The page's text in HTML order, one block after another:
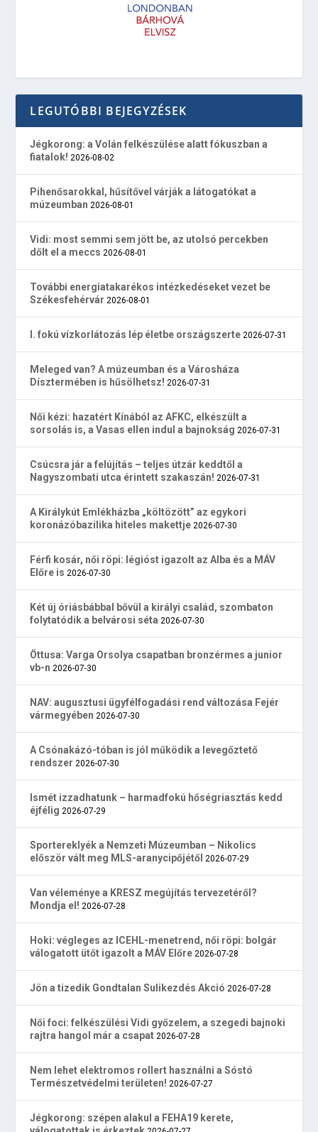
LEGUTÓBBI BEJEGYZÉSEK
Jégkorong: a Volán felkészülése alatt fókuszban a
fiatalok! 2026-08-02
Pihenősarokkal, hűsítővel várják a látogatókat a
múzeumban 2026-08-01
Vidi: most semmi sem jött be, az utolsó percekben
dőlt el a meccs 2026-08-01
További energiatakarékos intézkedéseket vezet be
Székesfehérvár 2026-08-01
I. fokú vízkorlátozás lép életbe országszerte 2026-07-31
Meleged van? A múzeumban és a Városháza
Dísztermében is hűsölhetsz! 2026-07-31
Női kézi: hazatért Kínából az AFKC, elkészült a
sorsolás is, a Vasas ellen indul a bajnokság 2026-07-31
Csúcsra jár a felújítás – teljes útzár keddtől a
Nagyszombati utca érintett szakaszán! 2026-07-31
A Királykút Emlékházba „költözött” az egykori
koronázóbazilika hiteles makettje 2026-07-30
Férfi kosár, női röpi: légióst igazolt az Alba és a MÁV
Előre is 2026-07-30
Két új óriásbábbal bővül a királyi család, szombaton
folytatódik a belvárosi séta 2026-07-30
Öttusa: Varga Orsolya csapatban bronzérmes a junior
vb-n 2026-07-30
NAV: augusztusi ügyfélfogadási rend változása Fejér
vármegyében 2026-07-30
A Csónakázó-tóban is jól működik a levegőztető
rendszer 2026-07-30
Ismét izzadhatunk – harmadfokú hőségriasztás kedd
éjfélig 2026-07-29
Sportereklyék a Nemzeti Múzeumban – Nikolics
először vált meg MLS-aranycipőjétől 2026-07-29
Van véleménye a KRESZ megújítás tervezetéről?
Mondja el! 2026-07-28
Hoki: végleges az ICEHL-menetrend, női röpi: bolgár
válogatott ütőt igazolt a MÁV Előre 2026-07-28
Jön a tizedik Gondtalan Sulikezdés Akció 2026-07-28
Női foci: felkészülési Vidi győzelem, a szegedi bajnoki
rajtra hangol már a csapat 2026-07-28
Nem lehet elektromos rollert használni a Sóstó
Természetvédelmi területen! 2026-07-27
Jégkorong: szépen alakul a FEHA19 kerete,